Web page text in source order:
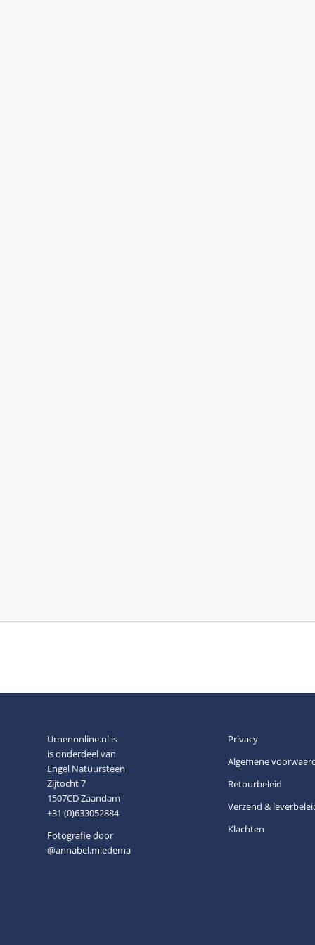
Urnenonline.nl is
is onderdeel van
Engel Natuursteen
Zijtocht 7
1507CD Zaandam
+31 (0)633052884
Fotografie door
@annabel.miedema
Privacy
Algemene
Retourbeleid
Verzend &
Klachten